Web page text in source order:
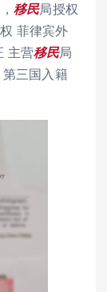
移民局授权
菲律宾外
主营移民局
三国入籍